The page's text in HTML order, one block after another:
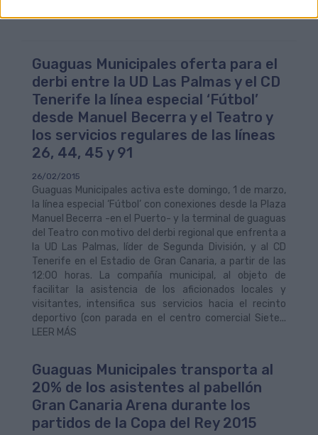
Guaguas Municipales oferta para el
derbi entre la UD Las Palmas y el CD
Tenerife la línea especial ‘Fútbol’
desde Manuel Becerra y el Teatro y
los servicios regulares de las líneas
26, 44, 45 y 91
26/02/2015
Guaguas Municipales activa este domingo, 1 de marzo,
la línea especial ‘Fútbol’ con conexiones desde la Plaza
Manuel Becerra -en el Puerto- y la terminal de guaguas
del Teatro con motivo del derbi regional que enfrenta a
la UD Las Palmas, líder de Segunda División, y al CD
Tenerife en el Estadio de Gran Canaria, a partir de las
12:00 horas. La compañía municipal, al objeto de
facilitar la asistencia de los aficionados locales y
visitantes, intensifica sus servicios hacia el recinto
deportivo (con parada en el centro comercial Siete...
LEER MÁS
Guaguas Municipales transporta al
20% de los asistentes al pabellón
Gran Canaria Arena durante los
partidos de la Copa del Rey 2015